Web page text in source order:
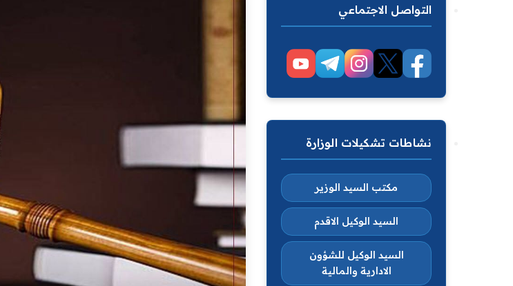
التواصل الاجتماعي
نشاطات تشكيلات الوزارة
مكتب السيد الوزير
السيد الوكيل الاقدم
السيد الوكيل للشؤون
الادارية والمالية